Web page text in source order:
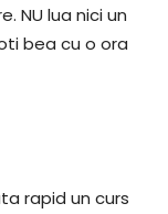
NU lua nici un
bea cu o ora
rapid un curs